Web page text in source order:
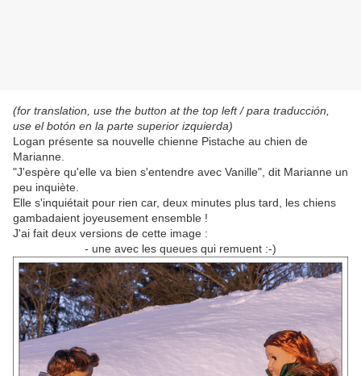
(for translation, use the button at the top left / para traducción,
use el botón en la parte superior izquierda)
Logan présente sa nouvelle chienne Pistache au chien de
Marianne.
"J'espère qu'elle va bien s'entendre avec Vanille", dit Marianne un
peu inquiète.
Elle s'inquiétait pour rien car, deux minutes plus tard, les chiens
gambadaient joyeusement ensemble !
J'ai fait deux versions de cette image :
- une avec les queues qui remuent :-)